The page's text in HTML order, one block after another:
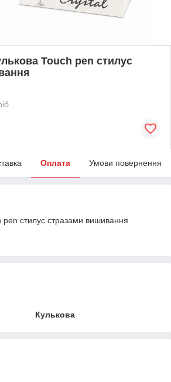
Touch pen стилус
Оплата Умови повернення
pen стилус стразами вишивання
Кулькова